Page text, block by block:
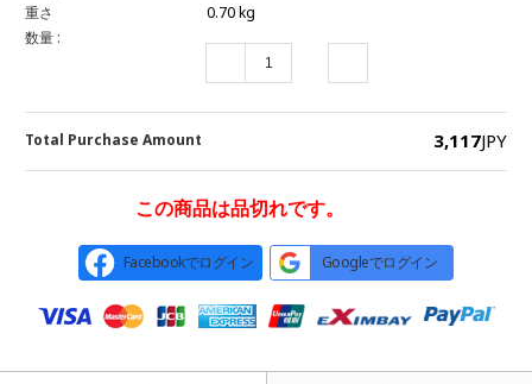
重さ
0.70 kg
数量 :
Total Purchase Amount 3,117JPY
この商品は品切れです。
Facebookでログイン Googleでログイン